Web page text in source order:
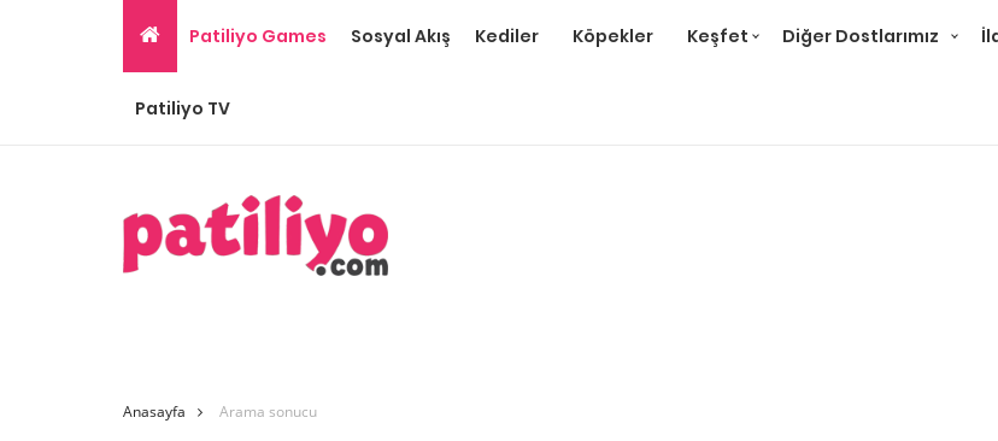
Patiliyo Games Sosyal Akış Kediler Köpekler Keşfet Diğer Dostlarımız
Patiliyo TV
Anasayfa Arama sonucu